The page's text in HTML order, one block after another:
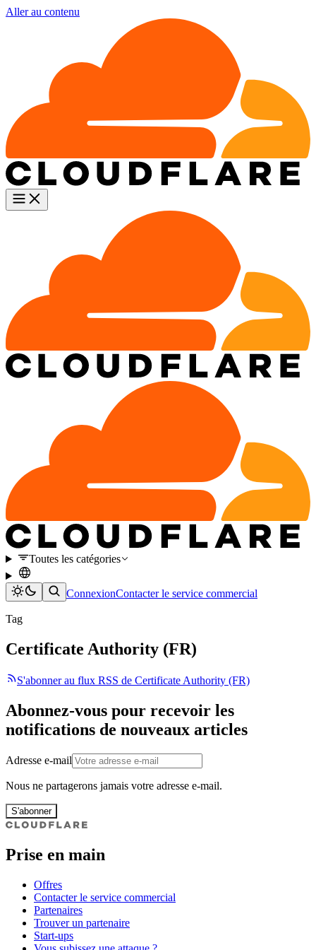
Aller au contenu
Toutes les catégories
ConnexionContacter le service commercial
Tag
Certificate Authority (FR)
S'abonner au flux RSS de Certificate Authority (FR)
Abonnez-vous pour recevoir les
notifications de nouveaux articles
Adresse e-mail
Nous ne partagerons jamais votre adresse e-mail.
S'abonner
Prise en main
Offres
Contacter le service commercial
Partenaires
Trouver un partenaire
Start-ups